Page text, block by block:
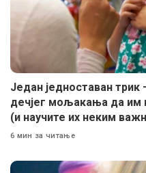
Један једноставан
дечјег мољакања да им
(и научите их неким
6 мин за читање